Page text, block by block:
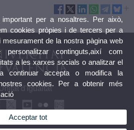
d'Igualtat
per a nosaltres. Per això,
cookies pròpies i de tercers per a
mesurament de la nostra pàgina web
continguts,així com
a les xarxes socials o analitzar el
continuar accepta o modifica la
cookies. Per a obtenir més
Acceptar tot